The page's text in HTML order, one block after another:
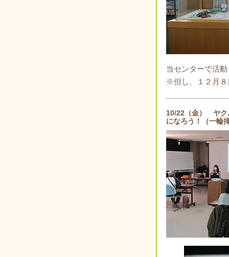
当センターで活
※但し、１２月８
10/22（金） ヤク
になろう！（一輪